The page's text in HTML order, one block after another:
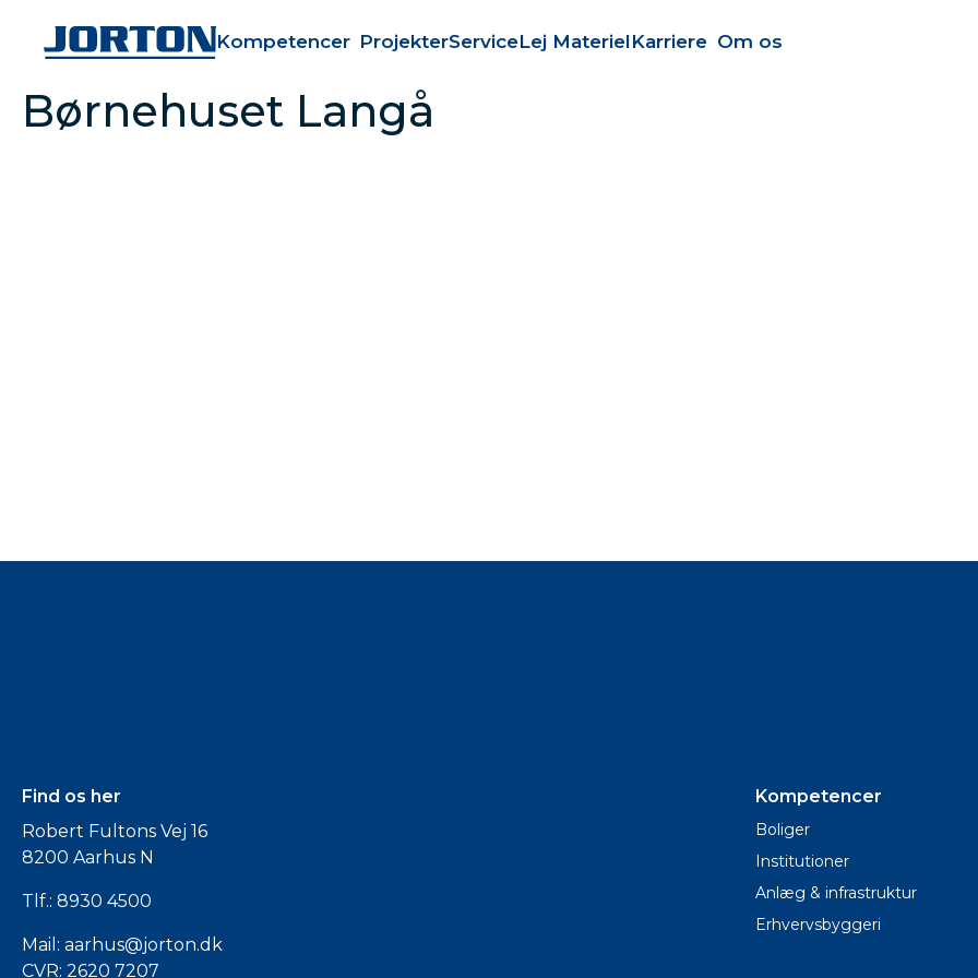
Kompetencer ProjekterServiceLej MaterielKarriere Om os
Børnehuset Langå
Find os her
Robert Fultons Vej 16
8200 Aarhus N
Tlf.: 8930 4500
Mail: aarhus@jorton.dk
CVR: 2620 7207
Kompetencer
Boliger
Institutioner
Anlæg & infrastruktur
Erhvervsbyggeri